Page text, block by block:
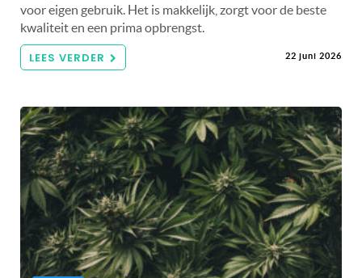
voor eigen gebruik. Het is makkelijk, zorgt voor de beste
kwaliteit en een prima opbrengst.
LEES VERDER 22 juni 2026